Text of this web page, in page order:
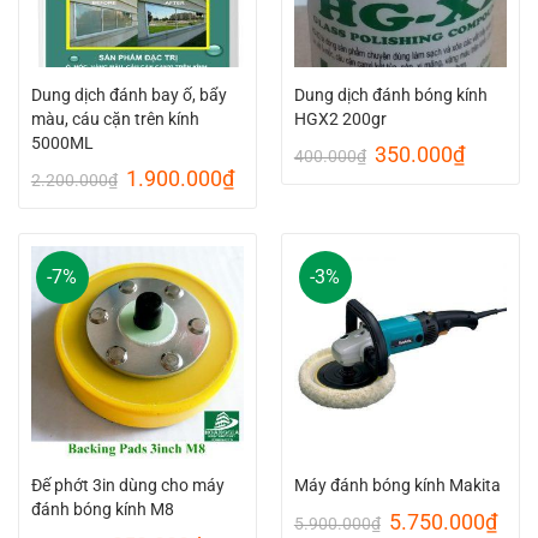
Dung dịch đánh bay ố, bẩy
màu, cáu cặn trên kính
5000ML
2.200.000₫ Original
1.900.000₫Current
Dung dịch đánh bóng kính
HGX2 200gr
400.000₫ Original
350.000₫Current
-7%
Đế phớt 3in dùng cho máy
đánh bóng kính M8
-3%
Máy đánh bóng kính Makita
5.900.000₫ Original
5.750.000₫